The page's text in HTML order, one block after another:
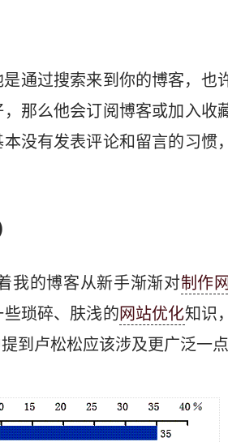
通过搜索来到你的博客，也
那么他会订阅博客或加入收
没有发表评论和留言的习惯
我的博客从新手渐渐对制作
琐碎、肤浅的网站优化知识
到卢松松应该涉及更广泛一点